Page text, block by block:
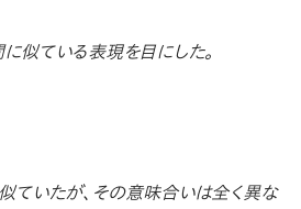
似ている表現を目にした。
ていたが、その意味合いは全く異な